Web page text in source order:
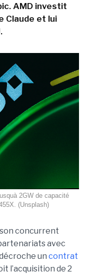
AMD investit
Claude et lui
2GW de capacité
(Unsplash)
son concurrent
avec
un contrat
l’acquisition de 2